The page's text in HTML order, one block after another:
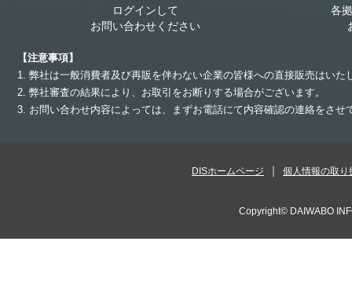
ログインして
お問い合わせください
各
【注意事項】
1. 弊社は一般消費者及び再販を伴わない企業の皆様への直接販売はいた
2. 弊社審査の結果により、お取引をお断りする場合がございます。
3. お問い合わせ内容によっては、まずお電話にて内容確認の連絡をさ
DISホームページ 個人情報の取り
Copyright© DAIWABO